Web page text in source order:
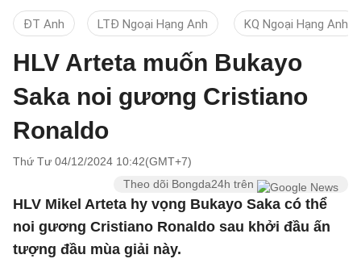
ĐT Anh LTĐ Ngoại Hạng Anh KQ Ngoại Hạng Anh
HLV Arteta muốn Bukayo
Saka noi gương Cristiano
Ronaldo
Thứ Tư 04/12/2024 10:42(GMT+7)
Theo dõi Bongda24h trên
HLV Mikel Arteta hy vọng Bukayo Saka có thể
noi gương Cristiano Ronaldo sau khởi đầu ấn
tượng đầu mùa giải này.